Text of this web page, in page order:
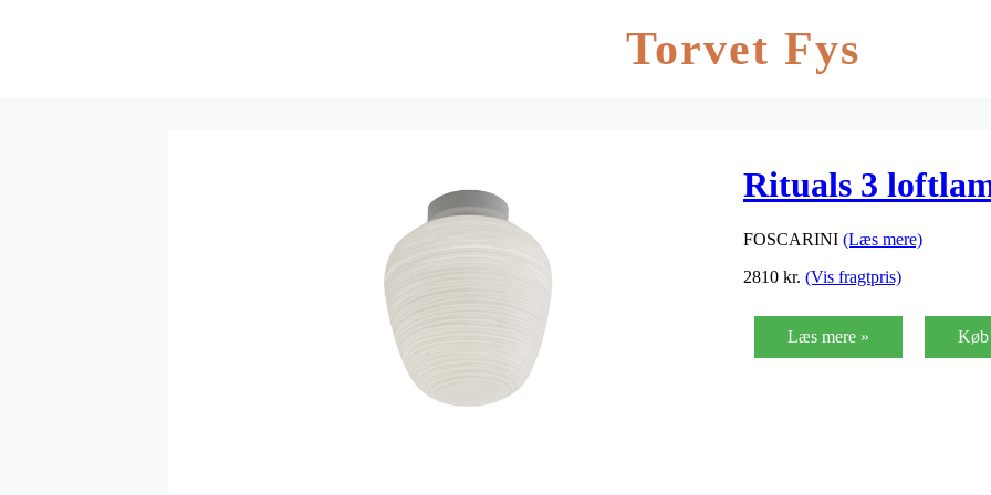
Torvet Fys
Rituals 3
FOSCARINI (Læs mere)
2810 kr. (Vis fragtpris)
Læs mere » Køb